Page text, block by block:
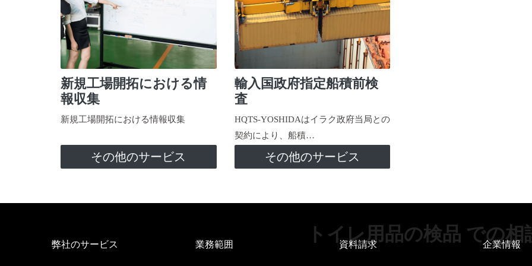
新規工場開拓における情
報収集
新規工場開拓における情報収集
その他のサービス
輸入国政府指定船積前検
査
HQTS-YOSHIDAはイラク政府当局との
契約により、船積…
その他のサービス
トイレ用品の検品 での相
弊社のサービス 業務範囲 資料請求 企業情報